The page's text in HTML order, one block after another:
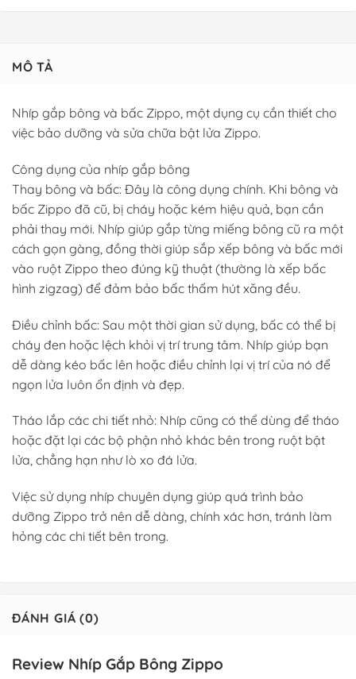
MÔ TẢ
Nhíp gắp bông và bấc Zippo, một dụng cụ cần thiết cho
việc bảo dưỡng và sửa chữa bật lửa Zippo.
Công dụng của nhíp gắp bông
Thay bông và bấc: Đây là công dụng chính. Khi bông và
bấc Zippo đã cũ, bị cháy hoặc kém hiệu quả, bạn cần
phải thay mới. Nhíp giúp gắp từng miếng bông cũ ra một
cách gọn gàng, đồng thời giúp sắp xếp bông và bấc mới
vào ruột Zippo theo đúng kỹ thuật (thường là xếp bấc
hình zigzag) để đảm bảo bấc thấm hút xăng đều.
Điều chỉnh bấc: Sau một thời gian sử dụng, bấc có thể bị
cháy đen hoặc lệch khỏi vị trí trung tâm. Nhíp giúp bạn
dễ dàng kéo bấc lên hoặc điều chỉnh lại vị trí của nó để
ngọn lửa luôn ổn định và đẹp.
Tháo lắp các chi tiết nhỏ: Nhíp cũng có thể dùng để tháo
hoặc đặt lại các bộ phận nhỏ khác bên trong ruột bật
lửa, chẳng hạn như lò xo đá lửa.
Việc sử dụng nhíp chuyên dụng giúp quá trình bảo
dưỡng Zippo trở nên dễ dàng, chính xác hơn, tránh làm
hỏng các chi tiết bên trong.
ĐÁNH GIÁ (0)
Review Nhíp Gắp Bông Zippo